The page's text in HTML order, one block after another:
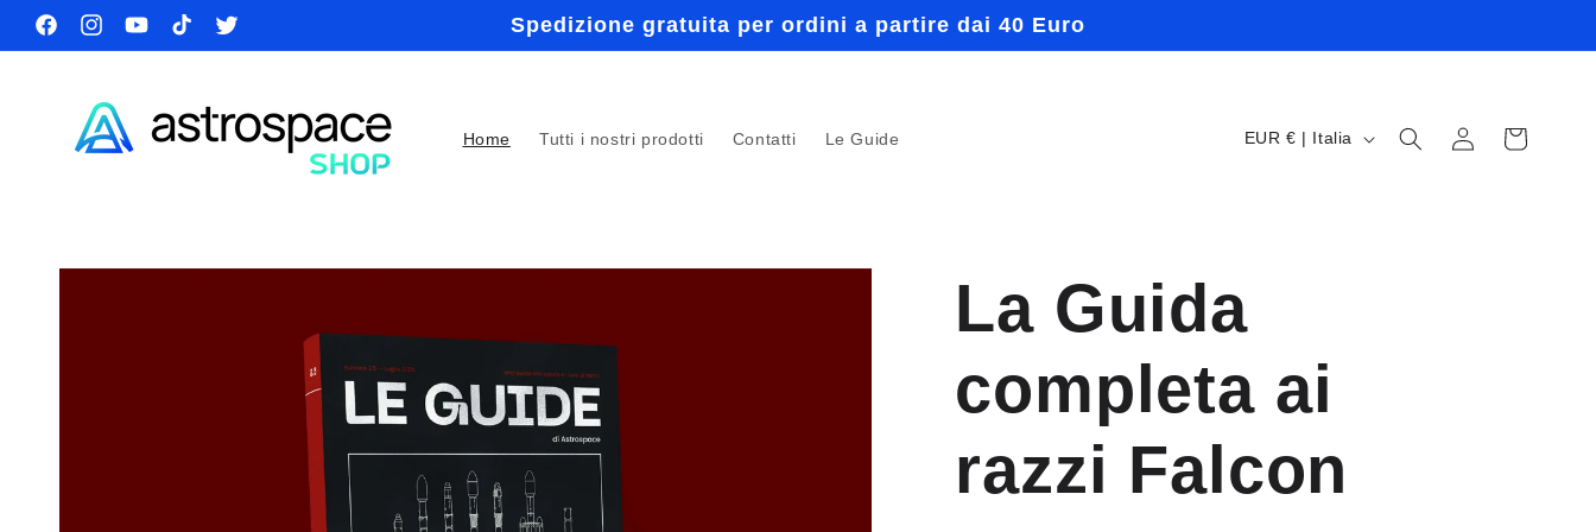
direttamente
ai contenuti
FacebookInstagramYouTubeTikTokTwitter
Spedizione gratuita per ordini a partire dai 40 Euro
Home Tutti i nostri prodotti Contatti Le Guide
P
e
/
A
r
EUR € | Italia Accedi Carrello
La Guida
completa ai
razzi Falcon